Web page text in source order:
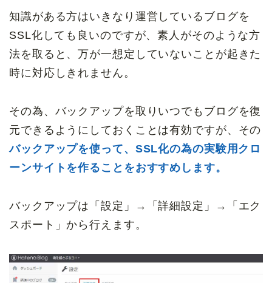
知識がある方はいきなり運営しているブログを
SSL化しても良いのですが、素人がそのような方
法を取ると、万が一想定していないことが起きた
時に対応しきれません。
その為、バックアップを取りいつでもブログを復
元できるようにしておくことは有効ですが、その
バックアップを使って、SSL化の為の実験用クロ
ーンサイトを作ることをおすすめします。
バックアップは「設定」→「詳細設定」→「エク
スポート」から行えます。